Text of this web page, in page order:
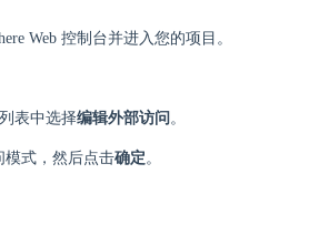
Web 控制台并进入您的项目。
表中选择编辑外部访问 。
模式，然后点击确定。